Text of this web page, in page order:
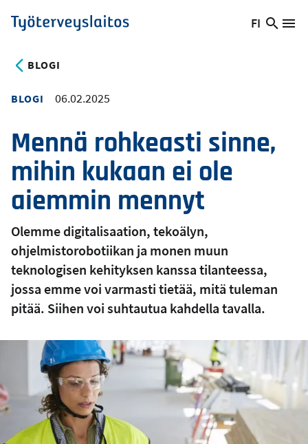
Hyppää
pääsisältöön
Työterveyslaitos
Vaihda
FI
Hae
BLOGI
BLOGI 06.02.2025
Mennä rohkeasti sinne,
mihin kukaan ei ole
aiemmin mennyt
Olemme digitalisaation, tekoälyn,
ohjelmistorobotiikan ja monen muun
teknologisen kehityksen kanssa tilanteessa,
jossa emme voi varmasti tietää, mitä tuleman
pitää. Siihen voi suhtautua kahdella tavalla.